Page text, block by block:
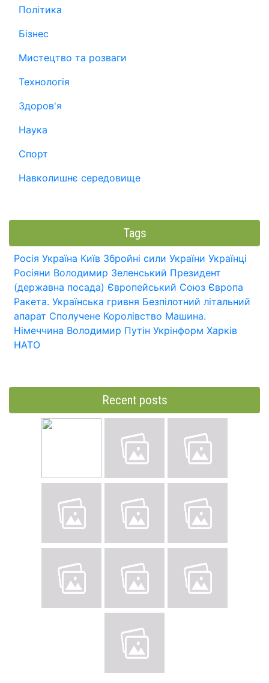
Політика
Бізнес
Мистецтво та розваги
Технологія
Здоров'я
Наука
Спорт
Навколишнє середовище
Tags
Росія Україна Київ Збройні сили України Українці
Росіяни Володимир Зеленський Президент
(державна посада) Європейський Союз Європа
Ракета. Українська гривня Безпілотний літальний
апарат Сполучене Королівство Машина.
Німеччина Володимир Путін Укрінформ Харків
НАТО
Recent posts